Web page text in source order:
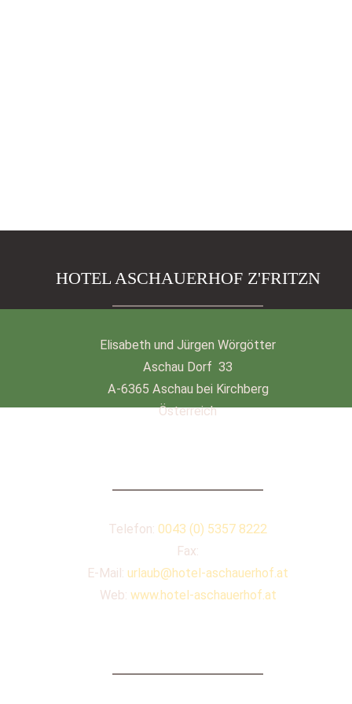
HOTEL ASCHAUERHOF Z'FRITZN
Elisabeth und Jürgen Wörgötter
Aschau Dorf 33
A-6365 Aschau bei Kirchberg
Österreich
Telefon: 0043 (0) 5357 8222
Fax:
E-Mail: urlaub@hotel-aschauerhof.at
Web: www.hotel-aschauerhof.at